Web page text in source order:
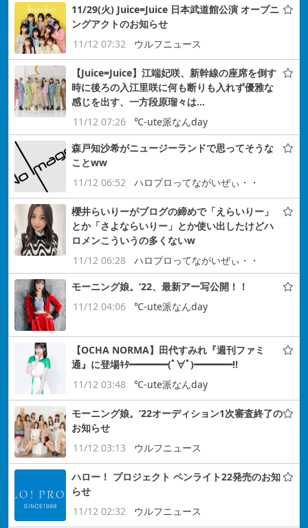
11/29(火) Juice=Juice 日本武道館公演 オープニ
ングアクトのお知らせ
11/12 07:32
ウルフニュース
【Juice=Juice】江端妃咲、新幹線の座席を倒す
時に後ろの入江里咲に何も断りも入れず優雅な
感じを出す、一方段原瑠々は…
11/12 07:26
℃-ute派なんday
森戸知沙希がニュージーランドで思ってそうな
ことww
11/12 06:52
ハロプロってながいぜぃ・・
櫻井らいりーがブログの締めで「えらいりー」
とか「さよならいりー」とか使い出したけどハ
ロメンこういうの多くないw
11/12 06:28
ハロプロってながいぜぃ・・
モーニング娘。’22、最新アー写公開！！
11/12 04:06
℃-ute派なんday
【OCHA NORMA】田代すみれ『週刊ファミ
通』に登場ｷﾀ━━━━(ﾟ∀ﾟ)━━━━!!
11/12 03:48
℃-ute派なんday
モーニング娘。’22オーディション1次審査終了の
お知らせ
11/12 03:13
ウルフニュース
ハロー！ プロジェクト ペンライト22発売のお知
らせ
11/12 02:32
ウルフニュース